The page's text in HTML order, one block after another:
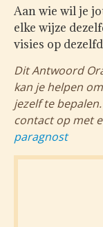
Aan wie wil je
elke wijze
visies op
Dit Antwoord
kan je helpen
jezelf te
contact op met
paragnost